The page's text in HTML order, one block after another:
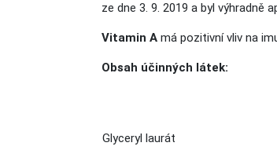
ze dne 3. 9. 2019 a byl výhradně
Vitamin A má pozitivní vliv na
Obsah účinných látek:
Glyceryl laurát